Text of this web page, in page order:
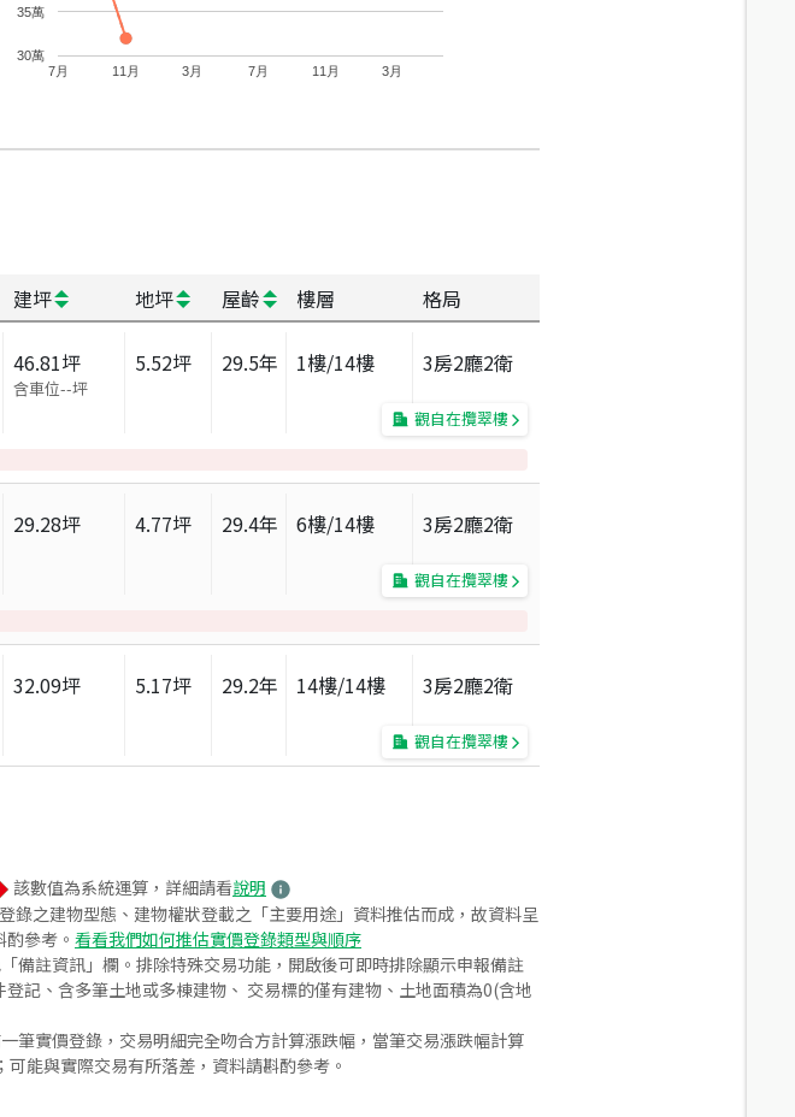
7月 11月 3月 7月 11月 3月
30萬
35萬
建坪 地坪 屋齡 樓層 格局
46.81坪
含車位--坪
5.52坪 29.5年 1樓/14樓 3房2廳2衛
觀自在攬翠樓
29.28坪 4.77坪 29.4年 6樓/14樓 3房2廳2衛
觀自在攬翠樓
32.09坪 5.17坪 29.2年 14樓/14樓 3房2廳2衛
觀自在攬翠樓
該數值為系統運算，詳細請看說明
之建物型態、建物權狀登載之「主要用途」資料推估而成，故資料呈
參考。 看看我們如何推估實價登錄類型與順序
備註資訊」欄。排除特殊交易功能，開啟後可即時排除顯示申報備註
記、含多筆土地或多棟建物、 交易標的僅有建物、土地面積為0(含地
筆實價登錄，交易明細完全吻合方計算漲跌幅，當筆交易漲跌幅計算
能與實際交易有所落差，資料請斟酌參考。